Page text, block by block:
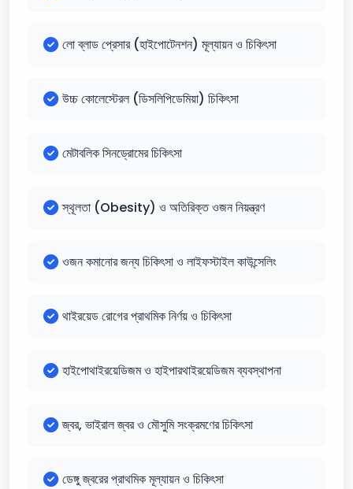
লো ব্লাড প্রেসার (হাইপোটেনশন) মূল্যায়ন ও চিকিৎসা
উচ্চ কোলেস্টেরল (ডিসলিপিডেমিয়া) চিকিৎসা
মেটাবলিক সিনড্রোমের চিকিৎসা
স্থূলতা (Obesity) ও অতিরিক্ত ওজন নিয়ন্ত্রণ
ওজন কমানোর জন্য চিকিৎসা ও লাইফস্টাইল কাউন্সেলিং
থাইরয়েড রোগের প্রাথমিক নির্ণয় ও চিকিৎসা
হাইপোথাইরয়েডিজম ও হাইপারথাইরয়েডিজম ব্যবস্থাপনা
জ্বর, ভাইরাল জ্বর ও মৌসুমি সংক্রমণের চিকিৎসা
ডেঙ্গু জ্বরের প্রাথমিক মূল্যায়ন ও চিকিৎসা